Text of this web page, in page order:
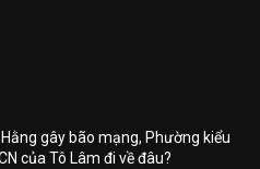
gây bão mạng, Phường kiểu
của Tô Lâm đi về đâu?